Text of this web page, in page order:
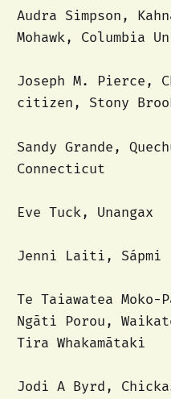
Audra Simpson,
Mohawk, Columbia
Joseph M. Pierce,
citizen, Stony
Sandy Grande,
Connecticut
Eve Tuck, Unangax
Jenni Laiti, Sápmi
Te Taiawatea
Ngāti Porou,
Tira Whakamātaki
Jodi A Byrd,